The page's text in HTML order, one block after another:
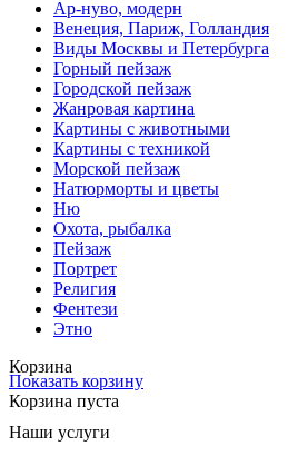
Ар-нуво, модерн
Венеция, Париж, Голландия
Виды Москвы и Петербурга
Горный пейзаж
Городской пейзаж
Жанровая картина
Картины с животными
Картины с техникой
Морской пейзаж
Натюрморты и цветы
Ню
Охота, рыбалка
Пейзаж
Портрет
Религия
Фентези
Этно
Корзина
Показать корзину
Корзина пуста
Наши услуги